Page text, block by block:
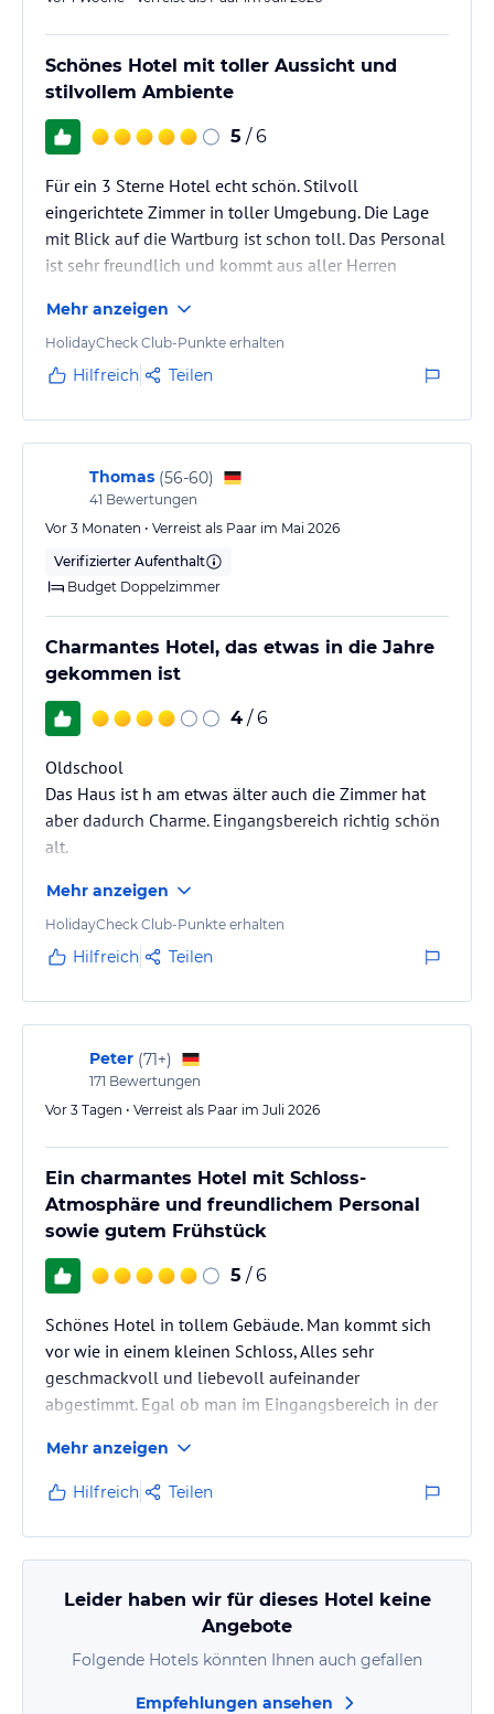
Schönes Hotel mit toller Aussicht und
stilvollem Ambiente
5 / 6
Für ein 3 Sterne Hotel echt schön. Stilvoll
eingerichtete Zimmer in toller Umgebung. Die Lage
mit Blick auf die Wartburg ist schon toll. Das Personal
ist sehr freundlich und kommt aus aller Herren
Parkplätze sind auch genügend vorhanden.
Allerdings ist die Anfahrt von der Hauptstraße hoch
sind derart holperig; man hat das Gefühl, man
befindet sich in einer Kutsche ohne Stoßdämpfer.
Schneller als 10 kmH sollte man hier besser nicht
fahren.
Mehr anzeigen
HolidayCheck Club-Punkte erhalten
Hilfreich Teilen
Thomas (56-60)
41 Bewertungen
Vor 3 Monaten • Verreist als Paar im Mai 2026
Verifizierter Aufenthalt
Budget Doppelzimmer
Charmantes Hotel, das etwas in die Jahre
gekommen ist
4 / 6
Oldschool
Das Haus ist h am etwas älter auch die Zimmer hat
aber dadurch Charme. Eingangsbereich richtig schön
alt.
Mehr anzeigen
HolidayCheck Club-Punkte erhalten
Hilfreich Teilen
Peter (71+)
171 Bewertungen
Vor 3 Tagen • Verreist als Paar im Juli 2026
Ein charmantes Hotel mit Schloss-
Atmosphäre und freundlichem Personal
sowie gutem Frühstück
5 / 6
Schönes Hotel in tollem Gebäude. Man kommt sich
vor wie in einem kleinen Schloss, Alles sehr
geschmackvoll und liebevoll aufeinander
abgestimmt. Egal ob man im Eingangsbereich in der
passt alles gut zusammen. Sauber und ordentlich
und vor allem überall sehr gemütlich. Auch im eher
modernen Restaurant mit Terrrasse und Blick auf die
Wartburg, kann man eine angenehme Zeit verbringen.
Mehr anzeigen
Hilfreich Teilen
Leider haben wir für dieses Hotel keine
Angebote
Folgende Hotels könnten Ihnen auch gefallen
Empfehlungen ansehen